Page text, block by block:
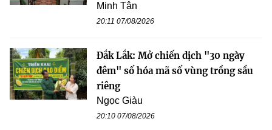
Minh Tân
20:11 07/08/2026
Đắk Lắk: Mở chiến dịch "30 ngày
đêm" số hóa mã số vùng trồng sầu
riêng
Ngọc Giàu
20:10 07/08/2026